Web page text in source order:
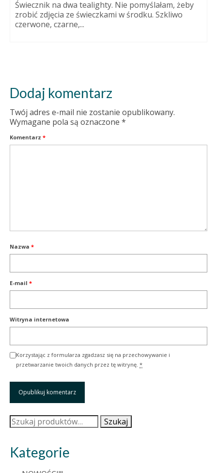
Świecznik na dwa tealighty. Nie pomyślałam, żeby
zrobić zdjęcia ze świeczkami w środku. Szkliwo
czerwone, czarne,...
Dodaj komentarz
Twój adres e-mail nie zostanie opublikowany.
Wymagane pola są oznaczone *
Komentarz *
Nazwa *
E-mail *
Witryna internetowa
Korzystając z formularza zgadzasz się na przechowywanie i
przetwarzanie twoich danych przez tę witrynę. *
Szukaj: Szukaj
Kategorie